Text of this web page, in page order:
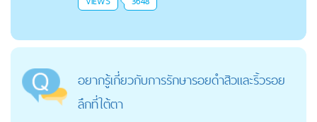
อยากรู้เกี่ยวกับการรักษารอยดำสิวและริ้วรอย
ลึกที่ใต้ตา